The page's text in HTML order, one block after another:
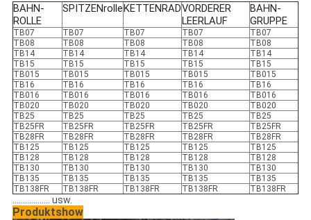
BAHN-
ROLLE
SPITZENrolle KETTENRADVORDERER
LEERLAUF
BAHN-
GRUPPE
TB07 TB07 TB07 TB07
TB07
TB08
TB08 TB08 TB08
TB08
TB14
TB14 TB14 TB14
TB14
TB15
TB15 TB15 TB15
TB15
TB015
TB015 TB015 TB015
TB015
TB16
TB16 TB16 TB16
TB16
TB016
TB016 TB016 TB016
TB016
TB020
TB020 TB020 TB020
TB020
TB25
TB25 TB25 TB25
TB25
TB25FR
TB25FR TB25FR TB25FR
TB25FR
TB28FR
TB28FR TB28FR TB28FR
TB28FR
TB125
TB125 TB125 TB125
TB125
TB128
TB128 TB128 TB128
TB128
TB130
TB130 TB130 TB130
TB130
TB135
TB135 TB135 TB135
TB135
TB138FR
TB138FR TB138FR TB138FR TB138FR
.................. usw.
Produktshow